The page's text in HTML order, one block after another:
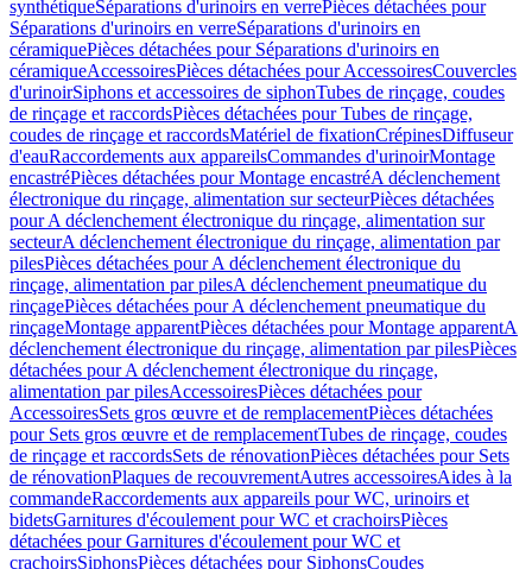
synthétiqueSéparations d'urinoirs en verrePièces détachées pour
Séparations d'urinoirs en verreSéparations d'urinoirs en
céramiquePièces détachées pour Séparations d'urinoirs en
céramiqueAccessoiresPièces détachées pour AccessoiresCouvercles
d'urinoirSiphons et accessoires de siphonTubes de rinçage, coudes
de rinçage et raccordsPièces détachées pour Tubes de rinçage,
coudes de rinçage et raccordsMatériel de fixationCrépinesDiffuseur
d'eauRaccordements aux appareilsCommandes d'urinoirMontage
encastréPièces détachées pour Montage encastréA déclenchement
électronique du rinçage, alimentation sur secteurPièces détachées
pour A déclenchement électronique du rinçage, alimentation sur
secteurA déclenchement électronique du rinçage, alimentation par
pilesPièces détachées pour A déclenchement électronique du
rinçage, alimentation par pilesA déclenchement pneumatique du
rinçagePièces détachées pour A déclenchement pneumatique du
rinçageMontage apparentPièces détachées pour Montage apparentA
déclenchement électronique du rinçage, alimentation par pilesPièces
détachées pour A déclenchement électronique du rinçage,
alimentation par pilesAccessoiresPièces détachées pour
AccessoiresSets gros œuvre et de remplacementPièces détachées
pour Sets gros œuvre et de remplacementTubes de rinçage, coudes
de rinçage et raccordsSets de rénovationPièces détachées pour Sets
de rénovationPlaques de recouvrementAutres accessoiresAides à la
commandeRaccordements aux appareils pour WC, urinoirs et
bidetsGarnitures d'écoulement pour WC et crachoirsPièces
détachées pour Garnitures d'écoulement pour WC et
crachoirsSiphonsPièces détachées pour SiphonsCoudes